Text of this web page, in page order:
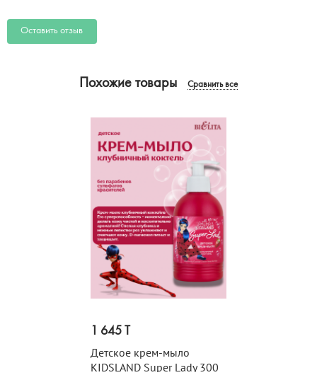
Оставить отзыв
Похожие товары Сравнить все
1 645 T
Детское крем-мыло
KIDSLAND Super Lady 300